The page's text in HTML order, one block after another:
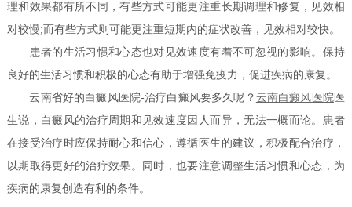
理和效果都有所不同，有些方式可能更注重长期调理和修复，见效相
对较慢;而有些方式则可能更注重短期内的症状改善，见效相对较快。
患者的生活习惯和心态也对见效速度有着不可忽视的影响。保持
良好的生活习惯和积极的心态有助于增强免疫力，促进疾病的康复。
云南省好的白癜风医院-治疗白癜风要多久呢？ 云南白癜风医院医
生说，白癜风的治疗周期和见效速度因人而异，无法一概而论。患者
在接受治疗时应保持耐心和信心，遵循医生的建议，积极配合治疗，
以期取得更好的治疗效果。同时，也要注意调整生活习惯和心态，为
疾病的康复创造有利的条件。